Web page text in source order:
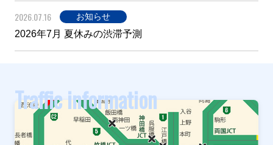
2026.07.16 お知らせ
2026年7月 夏休みの渋滞予測
Traffic information